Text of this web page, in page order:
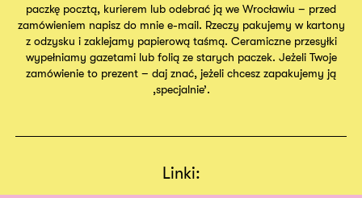
paczkę pocztą, kurierem lub odebrać ją we Wrocławiu – przed
zamówieniem napisz do mnie e-mail. Rzeczy pakujemy w kartony
z odzysku i zaklejamy papierową taśmą. Ceramiczne przesyłki
wypełniamy gazetami lub folią ze starych paczek. Jeżeli Twoje
zamówienie to prezent – daj znać, jeżeli chcesz zapakujemy ją
,specjalnie’.
Linki: